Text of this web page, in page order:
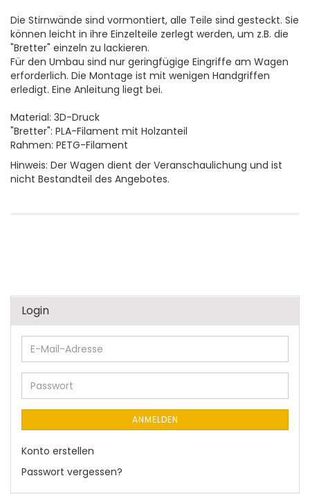
Die Stirnwände sind vormontiert, alle Teile sind gesteckt. Sie
können leicht in ihre Einzelteile zerlegt werden, um z.B. die
"Bretter" einzeln zu lackieren.
Für den Umbau sind nur geringfügige Eingriffe am Wagen
erforderlich. Die Montage ist mit wenigen Handgriffen
erledigt. Eine Anleitung liegt bei.
Material: 3D-Druck
"Bretter": PLA-Filament mit Holzanteil
Rahmen: PETG-Filament
Hinweis: Der Wagen dient der Veranschaulichung und ist
nicht Bestandteil des Angebotes.
Login
E-
Mail-
Adresse
Passwort
ANMELDEN
Konto erstellen
Passwort vergessen?